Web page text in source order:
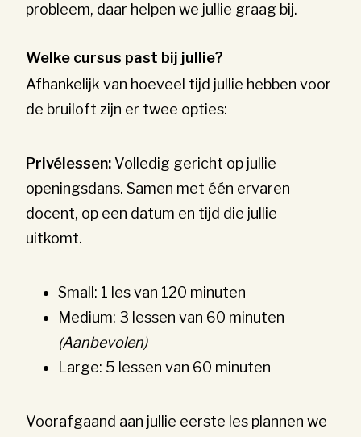
probleem, daar helpen we jullie graag bij.
Welke cursus past bij jullie?
Afhankelijk van hoeveel tijd jullie hebben voor
de bruiloft zijn er twee opties:
Privélessen: Volledig gericht op jullie
openingsdans. Samen met één ervaren
docent, op een datum en tijd die jullie
uitkomt.
Small: 1 les van 120 minuten
Medium: 3 lessen van 60 minuten
(Aanbevolen)
Large: 5 lessen van 60 minuten
Voorafgaand aan jullie eerste les plannen we